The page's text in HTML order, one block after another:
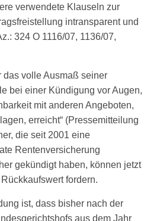
verwendete Klauseln zur
intransparent und
324 O 1116/07, 1136/07,
das volle Ausmaß seiner
bei einer Kündigung vor Augen,
mit anderen Angeboten,
erreicht“ (Pressemitteilung
die seit 2001 eine
Rentenversicherung
gekündigt haben, können jetzt
fordern.
ist, dass bisher nach der
aus dem Jahr